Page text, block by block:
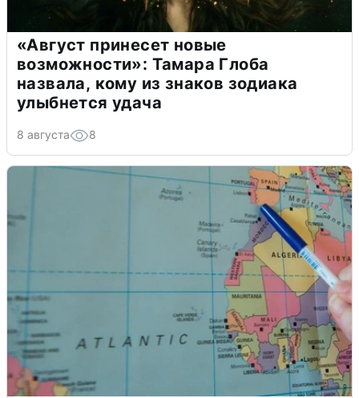
«Август принесет новые
возможности»: Тамара Глоба
назвала, кому из знаков зодиака
улыбнется удача
8 августа 8